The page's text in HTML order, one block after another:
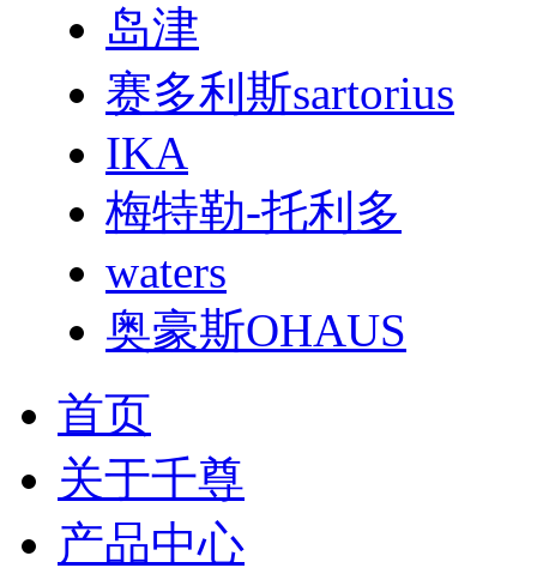
岛津
赛多利斯sartorius
IKA
梅特勒-托利多
waters
奥豪斯OHAUS
首页
关于千尊
产品中心